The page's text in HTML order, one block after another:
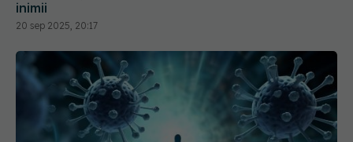
inimii
20 sep 2025, 20:17